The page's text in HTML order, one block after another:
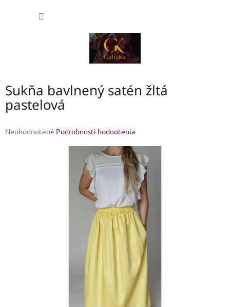
Sukňa bavlnený satén žltá
pastelová
Priemerné
Neohodnotené Podrobnosti hodnotenia